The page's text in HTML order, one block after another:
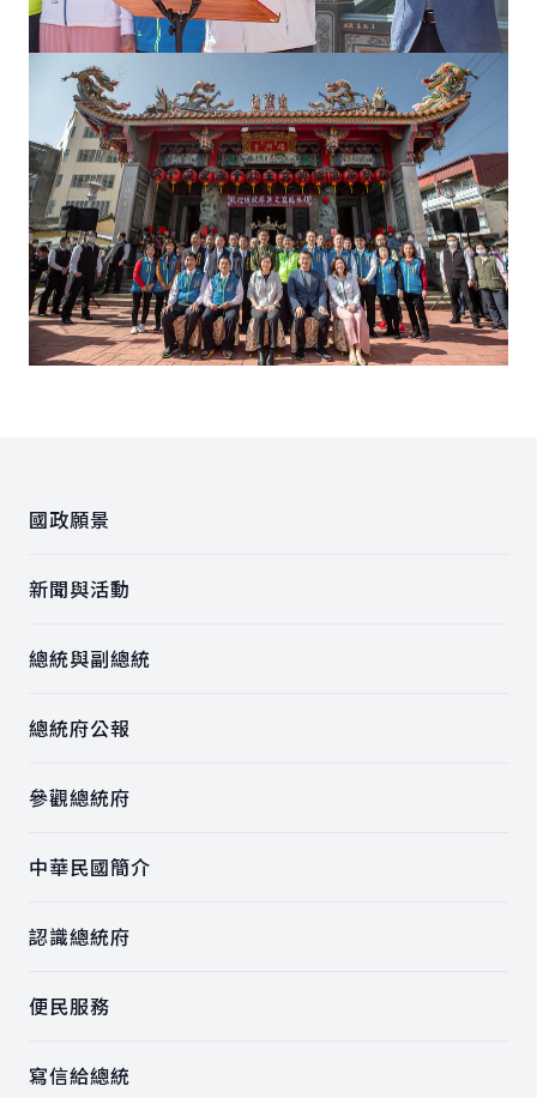
國政願景
新聞與活動
總統與副總統
總統府公報
參觀總統府
中華民國簡介
認識總統府
便民服務
寫信給總統